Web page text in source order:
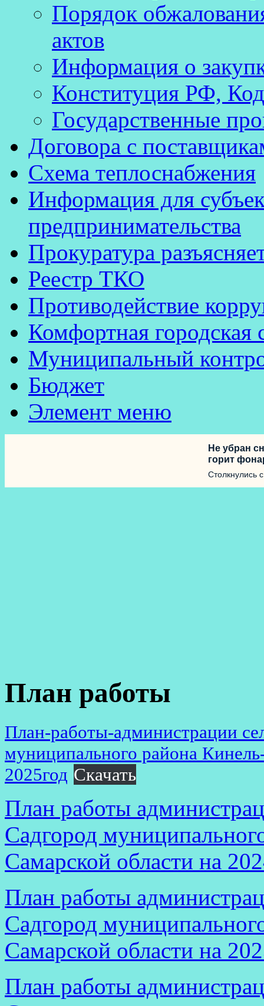
Порядок
актов
Информация о
Конституция РФ,
Государственные
Договора с
Схема теплоснабжения
Информация для
предпринимательства
Прокуратура
Реестр ТКО
Противодействие
Комфортная городская
Муниципальный
Бюджет
Элемент меню
Не убран
горит
Столкнулись
План работы
План-работы-администрации
муниципального района
2025год Скачать
План работы
Садгород
Самарской области на
План работы
Садгород
Самарской области на
План работы